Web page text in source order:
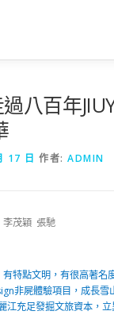
八百年
17 日 作者: ADMIN
茂穎 張馳
特點文明，有很高著名
非屍體驗項目，成長雪
充足發掘文旅資本，